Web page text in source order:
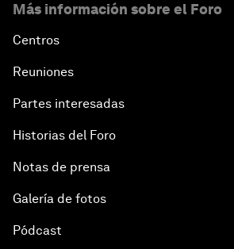
Más información sobre el Foro
Centros
Reuniones
Partes interesadas
Historias del Foro
Notas de prensa
Galería de fotos
Pódcast